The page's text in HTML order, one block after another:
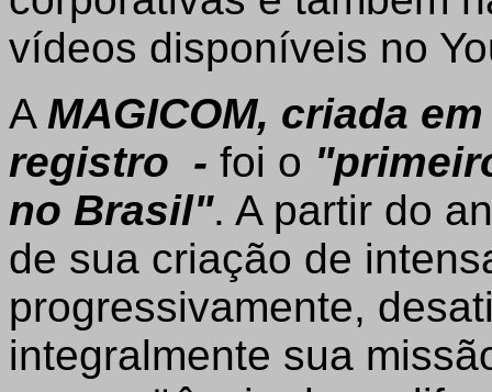
vídeos disponíveis no
A MAGICOM, criada
registro - foi o
no Brasil". A partir do
de sua criação de
progressivamente,
integralmente sua